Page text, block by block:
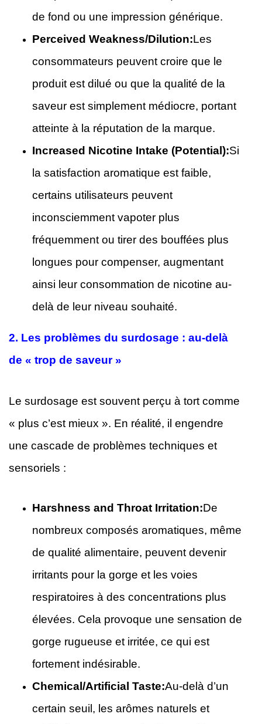
de fond ou une impression générique.
Perceived Weakness/Dilution:Les
consommateurs peuvent croire que le
produit est dilué ou que la qualité de la
saveur est simplement médiocre, portant
atteinte à la réputation de la marque.
Increased Nicotine Intake (Potential):Si
la satisfaction aromatique est faible,
certains utilisateurs peuvent
inconsciemment vapoter plus
fréquemment ou tirer des bouffées plus
longues pour compenser, augmentant
ainsi leur consommation de nicotine au-
delà de leur niveau souhaité.
2. Les problèmes du surdosage : au-delà
de « trop de saveur »
Le surdosage est souvent perçu à tort comme
« plus c’est mieux ». En réalité, il engendre
une cascade de problèmes techniques et
sensoriels :
Harshness and Throat Irritation:De
nombreux composés aromatiques, même
de qualité alimentaire, peuvent devenir
irritants pour la gorge et les voies
respiratoires à des concentrations plus
élevées. Cela provoque une sensation de
gorge rugueuse et irritée, ce qui est
fortement indésirable.
Chemical/Artificial Taste:Au-delà d’un
certain seuil, les arômes naturels et